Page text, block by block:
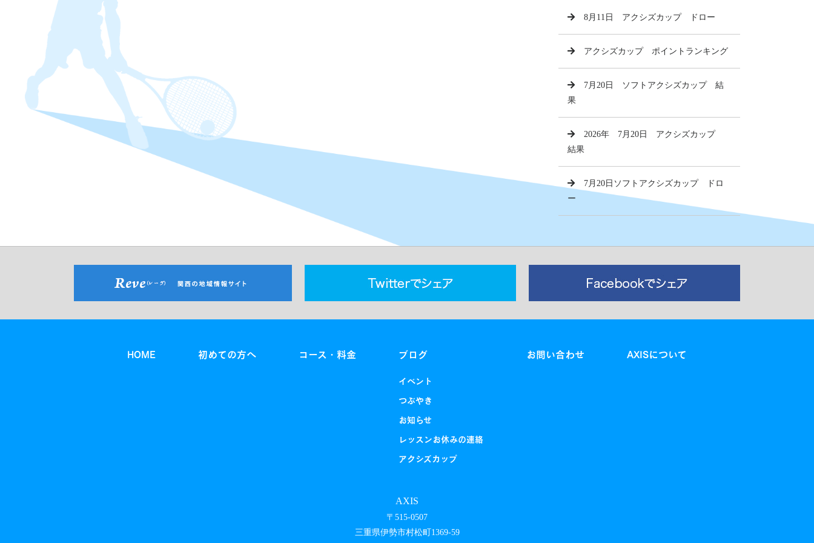
8月11日 アクシズカップ ドロー
アクシズカップ ポイントランキング
7月20日 ソフトアクシズカップ 結
果
2026年 7月20日 アクシズカップ
結果
7月20日ソフトアクシズカップ ドロ
ー
HOME 初めての方へ コース・料金 ブログ
イベント
つぶやき
お知らせ
レッスンお休みの連絡
アクシズカップ
お問い合わせ AXISについて
AXIS
〒515-0507
三重県伊勢市村松町1369-59